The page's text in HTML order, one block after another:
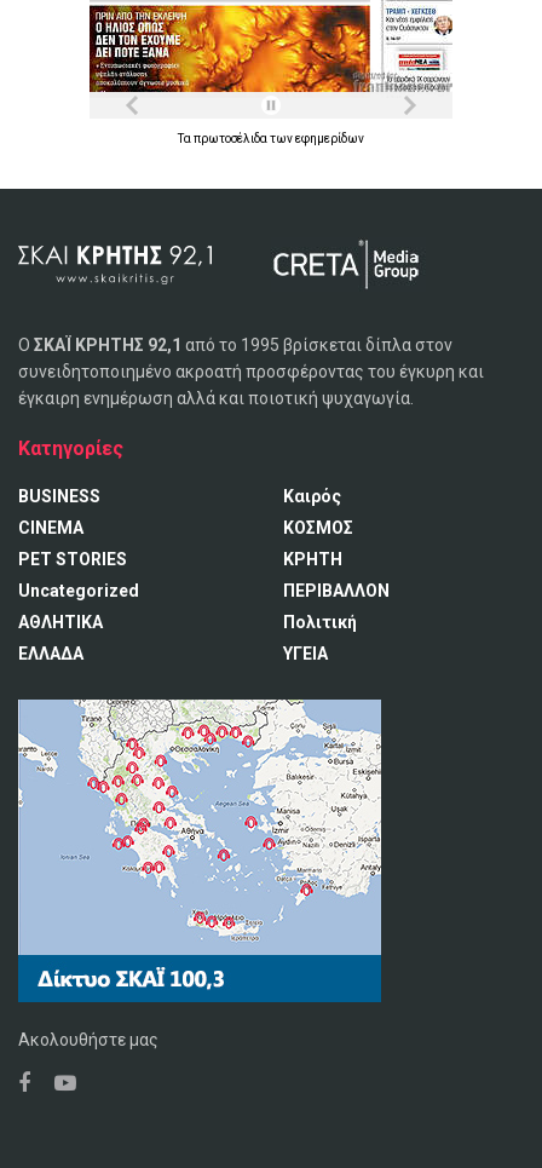
Ταπρωτοσέλιδατωνεφημερίδων
Ο ΣΚΑΪ ΚΡΗΤΗΣ 92,1 από το 1995 βρίσκεται δίπλα στον
συνειδητοποιημένο ακροατή προσφέροντας του έγκυρη και
έγκαιρη ενημέρωση αλλά και ποιοτική ψυχαγωγία.
Κατηγορίες
BUSINESS
CINEMA
PET STORIES
Uncategorized
ΑΘΛΗΤΙΚΑ
ΕΛΛΑΔΑ
Καιρός
ΚΟΣΜΟΣ
ΚΡΗΤΗ
ΠΕΡΙΒΑΛΛΟΝ
Πολιτική
ΥΓΕΙΑ
Ακολουθήστε μας